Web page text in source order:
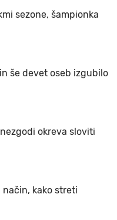
sezone, šampionka
še devet oseb izgubilo
okreva sloviti
način, kako streti